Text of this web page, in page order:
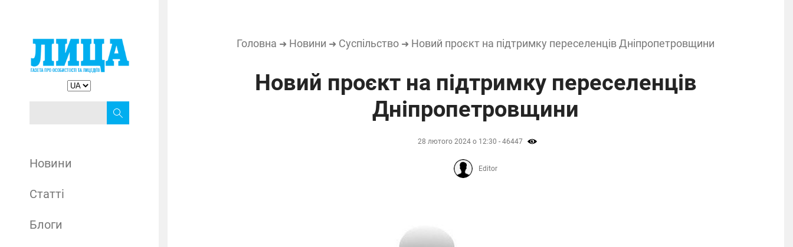
Новини
Статті
Блоги
Головна ➜ Новини ➜ Суспільство ➜ Новий проєкт на підтримку переселенців Дніпропетровщини
Новий проєкт на підтримку переселенців
Дніпропетровщини
28 лютого 2024 о 12:30 - 46447
Editor